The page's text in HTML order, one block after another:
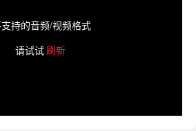
持的音频/视频格式
请试试 刷新